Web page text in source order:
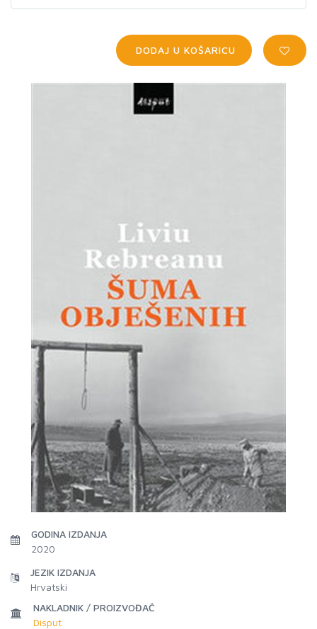
DODAJ U KOŠARICU
GODINA IZDANJA
2020
JEZIK IZDANJA
Hrvatski
NAKLADNIK / PROIZVOĐAČ
Disput